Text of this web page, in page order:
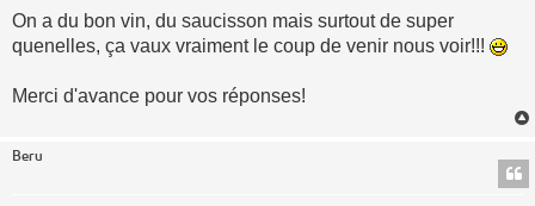
On a du bon vin, du saucisson mais surtout de super
quenelles, ça vaux vraiment le coup de venir nous voir!!!
Merci d'avance pour vos réponses!
Beru